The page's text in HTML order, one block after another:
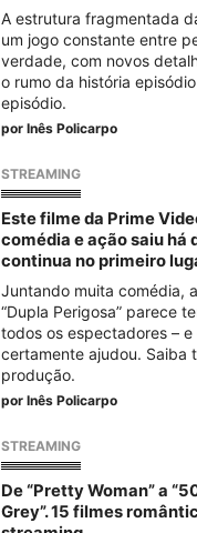
A estrutura fragmentada
um jogo constante entre
verdade, com novos
o rumo da história
episódio.
por Inês Policarpo
STREAMING
Este filme da Prime
comédia e ação saiu há
continua no primeiro
Juntando muita comédia,
“Dupla Perigosa” parece
todos os espectadores –
certamente ajudou. Saiba
produção.
por Inês Policarpo
STREAMING
De “Pretty Woman” a
Grey”. 15 filmes